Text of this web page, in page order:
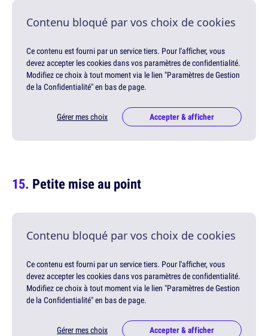
Contenu bloqué par vos choix de cookies
Ce contenu est fourni par un service tiers. Pour l'afficher, vous
devez accepter les cookies dans vos paramètres de confidentialité.
Modifiez ce choix à tout moment via le lien "Paramètres de Gestion
de la Confidentialité" en bas de page.
Gérer mes choix Accepter & afficher
Petite mise au point
Contenu bloqué par vos choix de cookies
Ce contenu est fourni par un service tiers. Pour l'afficher, vous
devez accepter les cookies dans vos paramètres de confidentialité.
Modifiez ce choix à tout moment via le lien "Paramètres de Gestion
de la Confidentialité" en bas de page.
Gérer mes choix Accepter & afficher